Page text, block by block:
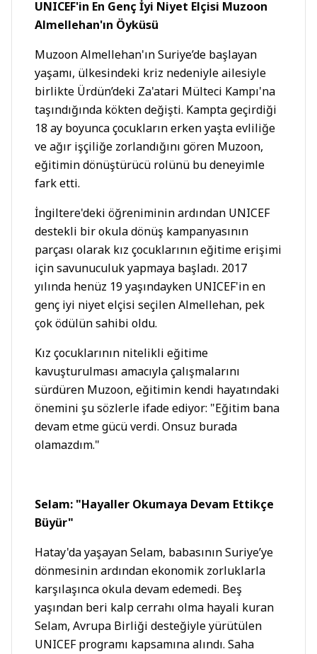
UNICEF'in En Genç İyi Niyet Elçisi Muzoon
Almellehan'ın Öyküsü
Muzoon Almellehan'ın Suriye’de başlayan
yaşamı, ülkesindeki kriz nedeniyle ailesiyle
birlikte Ürdün’deki Za'atari Mülteci Kampı'na
taşındığında kökten değişti. Kampta geçirdiği
18 ay boyunca çocukların erken yaşta evliliğe
ve ağır işçiliğe zorlandığını gören Muzoon,
eğitimin dönüştürücü rolünü bu deneyimle
fark etti.
İngiltere'deki öğreniminin ardından UNICEF
destekli bir okula dönüş kampanyasının
parçası olarak kız çocuklarının eğitime erişimi
için savunuculuk yapmaya başladı. 2017
yılında henüz 19 yaşındayken UNICEF'in en
genç iyi niyet elçisi seçilen Almellehan, pek
çok ödülün sahibi oldu.
Kız çocuklarının nitelikli eğitime
kavuşturulması amacıyla çalışmalarını
sürdüren Muzoon, eğitimin kendi hayatındaki
önemini şu sözlerle ifade ediyor: "Eğitim bana
devam etme gücü verdi. Onsuz burada
olamazdım."
Selam: "Hayaller Okumaya Devam Ettikçe
Büyür"
Hatay'da yaşayan Selam, babasının Suriye’ye
dönmesinin ardından ekonomik zorluklarla
karşılaşınca okula devam edemedi. Beş
yaşından beri kalp cerrahı olma hayali kuran
Selam, Avrupa Birliği desteğiyle yürütülen
UNICEF programı kapsamına alındı. Saha